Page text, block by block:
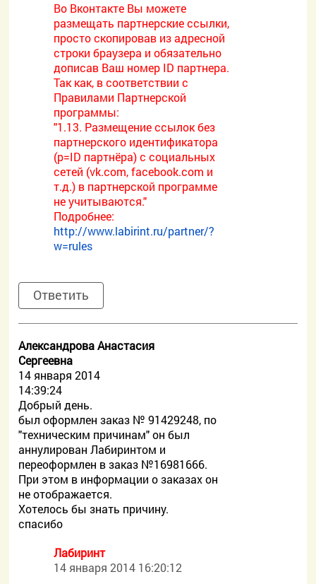
Во Вконтакте Вы можете
размещать партнерские ссылки,
просто скопировав из адресной
строки браузера и обязательно
дописав Ваш номер ID партнера.
Так как, в соответствии с
Правилами Партнерской
программы:
"1.13. Размещение ссылок без
партнерского идентификатора
(p=ID партнёра) с социальных
сетей (vk.com, facebook.com и
т.д.) в партнерской программе
не учитываются."
Подробнее:
http://www.labirint.ru/partner/?
w=rules
Ответить
Александрова Анастасия
Сергеевна
14 января 2014
14:39:24
Добрый день.
был оформлен заказ № 91429248, по
"техническим причинам" он был
аннулирован Лабиринтом и
переоформлен в заказ №16981666.
При этом в информации о заказах он
не отображается.
Хотелось бы знать причину.
спасибо
Лабиринт
14 января 2014 16:20:12